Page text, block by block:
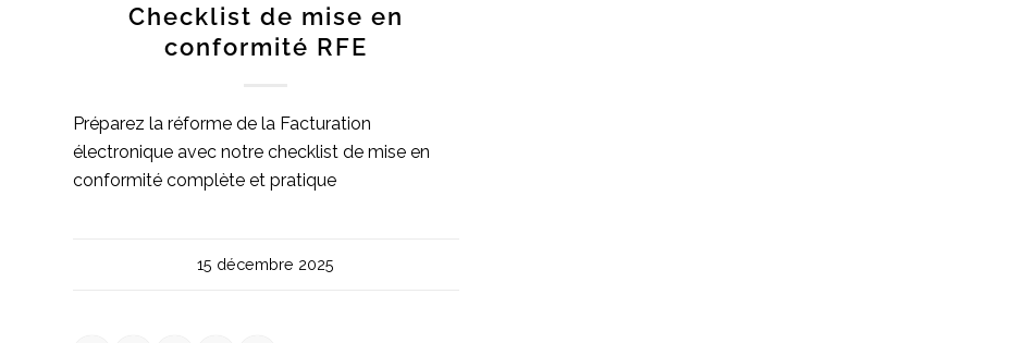
Checklist de mise en
conformité RFE
Préparez la réforme de la Facturation
électronique avec notre checklist de mise en
conformité complète et pratique
15 décembre 2025